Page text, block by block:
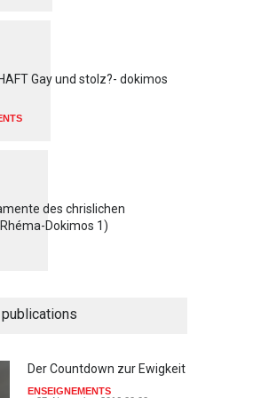
Gay und stolz?- dokimos
des chrislichen
Dokimos 1)
Der Countdown zur Ewigkeit
ENSEIGNEMENTS